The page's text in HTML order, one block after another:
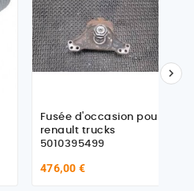
Fusée d'occasion pour
renault trucks
5010395499
476,00 €
